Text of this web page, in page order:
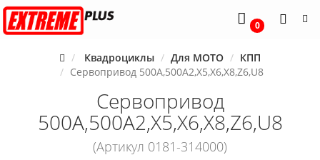
0
Квадроциклы Для MOTO
КПП
Сервопривод 500А,500А2,Х5,Х6,Х8,Z6,U8
Сервопривод
500А,500А2,Х5,Х6,Х8,Z6,U8
(Артикул 0181-314000)